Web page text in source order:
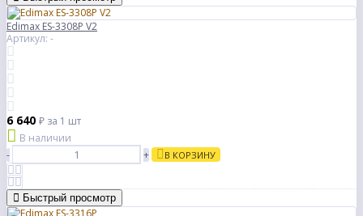
Edimax ES-3308P V2
Артикул: -
6 640 ₽ за 1 шт
В наличии
-
+ В КОРЗИНУ
Быстрый просмотр